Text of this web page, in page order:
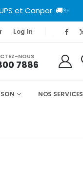
et Canpar. 🚚✨
Log In
NOUS
7886
NOS SERVICES